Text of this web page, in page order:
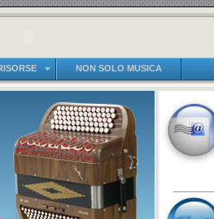
NON SOLO MUSICA